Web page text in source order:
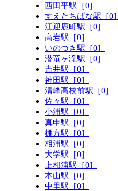
西田平駅［0］
すえたちばな駅［0］
江迎鹿町駅［0］
高岩駅［0］
いのつき駅［0］
潜竜ヶ滝駅［0］
吉井駅［0］
神田駅［0］
清峰高校前駅［0］
佐々駅［0］
小浦駅［0］
真申駅［0］
棚方駅［0］
相浦駅［0］
大学駅［0］
上相浦駅［0］
本山駅［0］
中里駅［0］